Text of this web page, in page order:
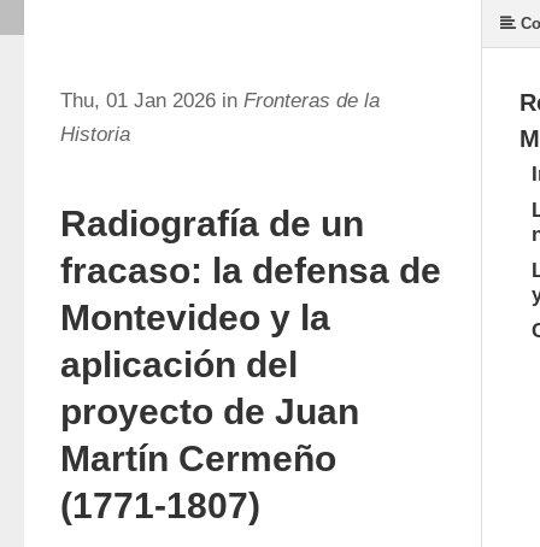
Thu, 01 Jan 2026 in Fronteras de la
Historia
Radiografía de un
fracaso: la defensa de
Montevideo y la
aplicación del
proyecto de Juan
Martín Cermeño
(1771-1807)